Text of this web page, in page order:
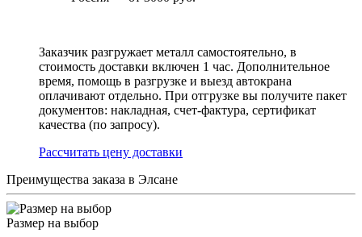
Заказчик разгружает металл самостоятельно, в
стоимость доставки включен 1 час. Дополнительное
время, помощь в разгрузке и выезд автокрана
оплачивают отдельно. При отгрузке вы получите пакет
документов: накладная, счет-фактура, сертификат
качества (по запросу).
Раcсчитать цену доставки
Преимущества заказа в Элсане
Размер на выбор